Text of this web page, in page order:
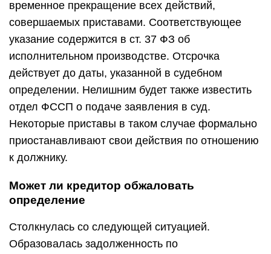
временное прекращение всех действий,
совершаемых приставами. Соответствующее
указание содержится в ст. 37 ФЗ об
исполнительном производстве. Отсрочка
действует до даты, указанной в судебном
определении. Нелишним будет также известить
отдел ФССП о подаче заявления в суд.
Некоторые приставы в таком случае формально
приостанавливают свои действия по отношению
к должнику.
Может ли кредитор обжаловать
определение
Столкнулась со следующей ситуацией.
Образовалась задолженность по